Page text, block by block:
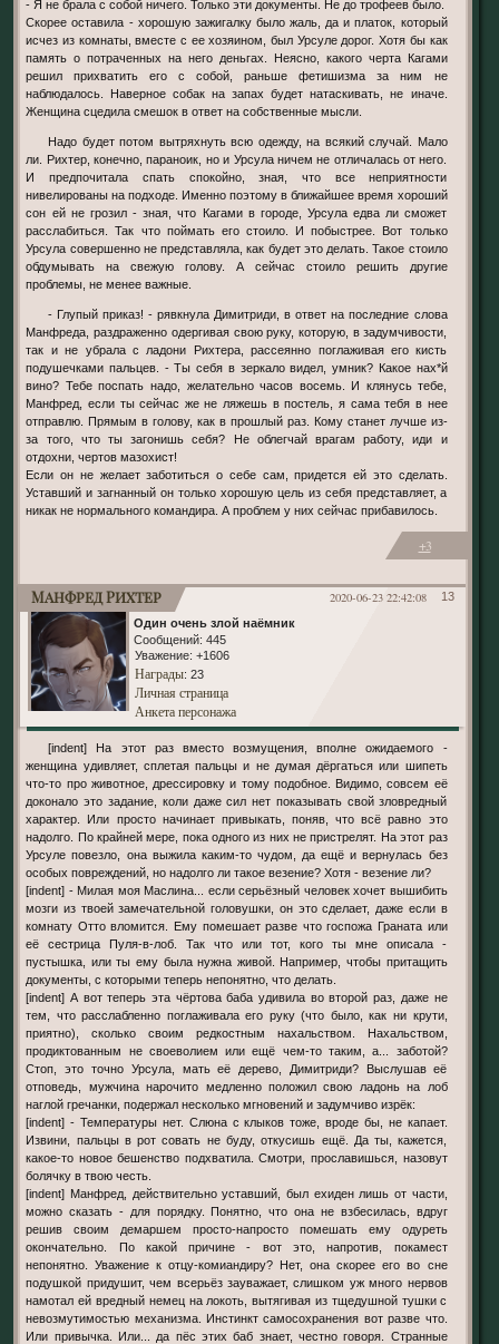
- Я не брала с собой ничего. Только эти документы. Не до трофеев было.
Скорее оставила - хорошую зажигалку было жаль, да и платок, который
исчез из комнаты, вместе с ее хозяином, был Урсуле дорог. Хотя бы как
память о потраченных на него деньгах. Неясно, какого черта Кагами
решил прихватить его с собой, раньше фетишизма за ним не
наблюдалось. Наверное собак на запах будет натаскивать, не иначе.
Женщина сцедила смешок в ответ на собственные мысли.
Надо будет потом вытряхнуть всю одежду, на всякий случай. Мало
ли. Рихтер, конечно, параноик, но и Урсула ничем не отличалась от него.
И предпочитала спать спокойно, зная, что все неприятности
нивелированы на подходе. Именно поэтому в ближайшее время хороший
сон ей не грозил - зная, что Кагами в городе, Урсула едва ли сможет
расслабиться. Так что поймать его стоило. И побыстрее. Вот только
Урсула совершенно не представляла, как будет это делать. Такое стоило
обдумывать на свежую голову. А сейчас стоило решить другие
проблемы, не менее важные.
- Глупый приказ! - рявкнула Димитриди, в ответ на последние слова
Манфреда, раздраженно одергивая свою руку, которую, в задумчивости,
так и не убрала с ладони Рихтера, рассеянно поглаживая его кисть
подушечками пальцев. - Ты себя в зеркало видел, умник? Какое нах*й
вино? Тебе поспать надо, желательно часов восемь. И клянусь тебе,
Манфред, если ты сейчас же не ляжешь в постель, я сама тебя в нее
отправлю. Прямым в голову, как в прошлый раз. Кому станет лучше из-
за того, что ты загонишь себя? Не облегчай врагам работу, иди и
отдохни, чертов мазохист!
Если он не желает заботиться о себе сам, придется ей это сделать.
Уставший и загнанный он только хорошую цель из себя представляет, а
никак не нормального командира. А проблем у них сейчас прибавилось.
+3
13
2020-06-23 22:42:08
Манфред Рихтер
Один очень злой наёмник
Сообщений: 445
Уважение: +1606
Награды: 23
Личная страница
Анкета персонажа
[indent] На этот раз вместо возмущения, вполне ожидаемого -
женщина удивляет, сплетая пальцы и не думая дёргаться или шипеть
что-то про животное, дрессировку и тому подобное. Видимо, совсем её
доконало это задание, коли даже сил нет показывать свой зловредный
характер. Или просто начинает привыкать, поняв, что всё равно это
надолго. По крайней мере, пока одного из них не пристрелят. На этот раз
Урсуле повезло, она выжила каким-то чудом, да ещё и вернулась без
особых повреждений, но надолго ли такое везение? Хотя - везение ли?
[indent] - Милая моя Маслина... если серьёзный человек хочет вышибить
мозги из твоей замечательной головушки, он это сделает, даже если в
комнату Отто вломится. Ему помешает разве что госпожа Граната или
её сестрица Пуля-в-лоб. Так что или тот, кого ты мне описала -
пустышка, или ты ему была нужна живой. Например, чтобы притащить
документы, с которыми теперь непонятно, что делать.
[indent] А вот теперь эта чёртова баба удивила во второй раз, даже не
тем, что расслабленно поглаживала его руку (что было, как ни крути,
приятно), сколько своим редкостным нахальством. Нахальством,
продиктованным не своеволием или ещё чем-то таким, а... заботой?
Стоп, это точно Урсула, мать её дерево, Димитриди? Выслушав её
отповедь, мужчина нарочито медленно положил свою ладонь на лоб
наглой гречанки, подержал несколько мгновений и задумчиво изрёк:
[indent] - Температуры нет. Слюна с клыков тоже, вроде бы, не капает.
Извини, пальцы в рот совать не буду, откусишь ещё. Да ты, кажется,
какое-то новое бешенство подхватила. Смотри, прославишься, назовут
болячку в твою честь.
[indent] Манфред, действительно уставший, был ехиден лишь от части,
можно сказать - для порядку. Понятно, что она не взбесилась, вдруг
решив своим демаршем просто-напросто помешать ему одуреть
окончательно. По какой причине - вот это, напротив, покамест
непонятно. Уважение к отцу-комиандиру? Нет, она скорее его во сне
подушкой придушит, чем всерьёз зауважает, слишком уж много нервов
намотал ей вредный немец на локоть, вытягивая из тщедушной тушки с
невозмутимостью механизма. Инстинкт самосохранения вот разве что.
Или привычка. Или... да пёс этих баб знает, честно говоря. Странные